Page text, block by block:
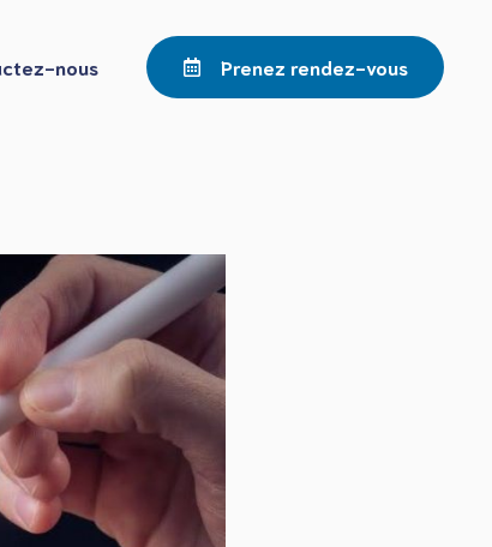
nous Prenez rendez-vous